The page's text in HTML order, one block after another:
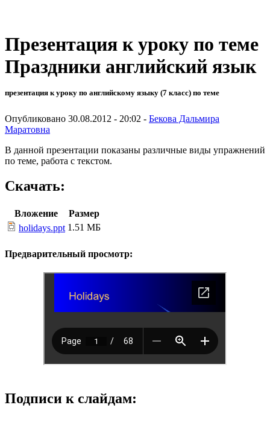
Презентация к уроку по теме
Праздники английский язык
презентация к уроку по английскому языку (7 класс) по теме
Опубликовано 30.08.2012 - 20:02 - Бекова Дальмира
Маратовна
В данной презентации показаны различные виды упражнений
по теме, работа с текстом.
Скачать:
Вложение
Размер
holidays.ppt 1.51 МБ
Предварительный просмотр:
Подписи к слайдам: